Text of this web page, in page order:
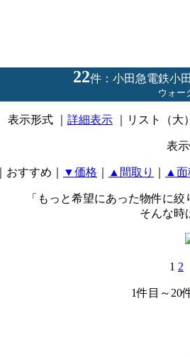
22件：小田急電鉄小
ウォー
表示形式 詳細表示 ｜リスト（大
表
｜おすすめ ▼価格 ▲間取り ▲面
「もっと希望にあった物件に
そんな時
1 2
1件目～ 20